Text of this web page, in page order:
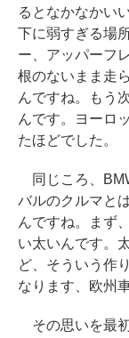
るとなかなかい
下に弱すぎる場
ー、アッパーフ
根のないまま走
んですね。もう
んです。ヨーロ
たほどでした。
同じころ、
バルのクルマと
んですね。まず
い太いんです。
ど、そういう作
なります、欧州
その思いを最